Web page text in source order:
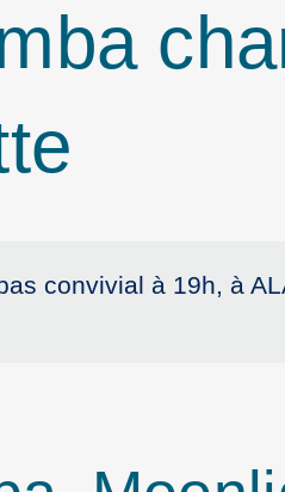
convivial à 19h, à